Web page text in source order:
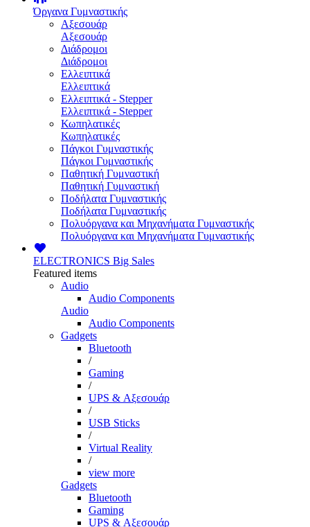
Όργανα Γυμναστικής
Αξεσουάρ
Αξεσουάρ
Διάδρομοι
Διάδρομοι
Ελλειπτικά
Ελλειπτικά
Ελλειπτικά - Stepper
Ελλειπτικά - Stepper
Κωπηλατικές
Κωπηλατικές
Πάγκοι Γυμναστικής
Πάγκοι Γυμναστικής
Παθητική Γυμναστική
Παθητική Γυμναστική
Ποδήλατα Γυμναστικής
Ποδήλατα Γυμναστικής
Πολυόργανα και Μηχανήματα Γυμναστικής
Πολυόργανα και Μηχανήματα Γυμναστικής
ELECTRONICS Big Sales
Featured items
Audio
Audio Components
Audio
Audio Components
Gadgets
Bluetooth
/
Gaming
/
UPS & Αξεσουάρ
/
USB Sticks
/
Virtual Reality
/
view more
Gadgets
Bluetooth
Gaming
UPS & Αξεσουάρ